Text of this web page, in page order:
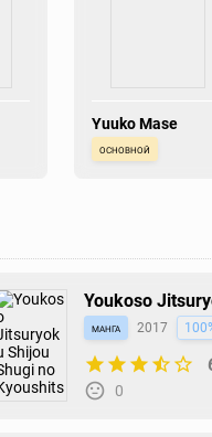
Yuuko Mase
основной
Youkoso
Kyoushitsu e:
манга 2017
0